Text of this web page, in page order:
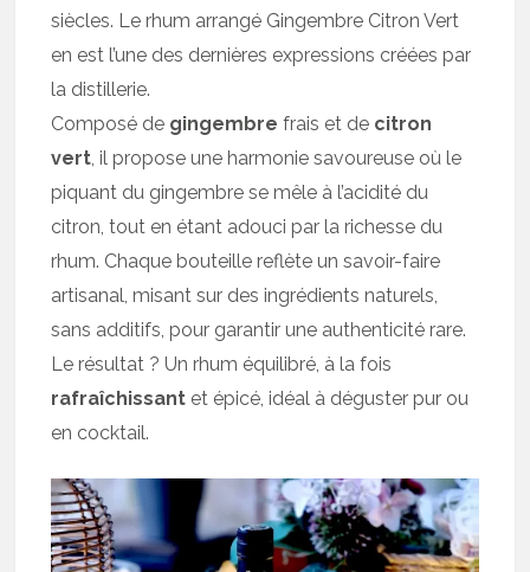
siècles. Le rhum arrangé Gingembre Citron Vert
en est l’une des dernières expressions créées par
la distillerie.
Composé de gingembre frais et de citron
vert, il propose une harmonie savoureuse où le
piquant du gingembre se mêle à l’acidité du
citron, tout en étant adouci par la richesse du
rhum. Chaque bouteille reflète un savoir-faire
artisanal, misant sur des ingrédients naturels,
sans additifs, pour garantir une authenticité rare.
Le résultat ? Un rhum équilibré, à la fois
rafraîchissant et épicé, idéal à déguster pur ou
en cocktail.